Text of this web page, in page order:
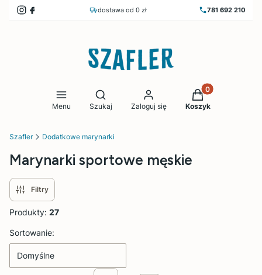
dostawa od 0 zł 781 692 210
Menu
Otwórz wyszukiwarkę
Szukaj Zaloguj się
Produkty w
Koszyk
Szafler Dodatkowe marynarki
Marynarki sportowe męskie
Filtry
Produkty: 27
Lista produktów
Sortowanie:
Domyślne